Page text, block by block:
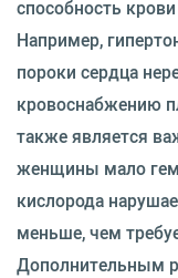
способность
Например,
пороки сердца
кровоснабжению
также является
женщины мало
кислорода
меньше, чем
Дополнительным